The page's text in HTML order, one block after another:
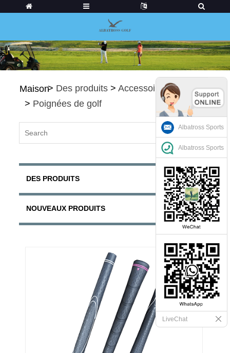
Maison> Des produits >Accessoires de golf
> Poignées de golf
DES PRODUITS
NOUVEAUX PRODUITS
Albatross Sports
Albatross Sports
LiveChat